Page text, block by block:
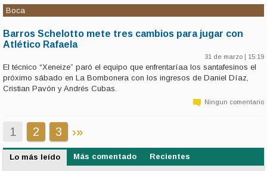
Boca
Barros Schelotto mete tres cambios para jugar con
Atlético Rafaela
31 de marzo | 15:19
El técnico “Xeneize” paró el equipo que enfrentaríaa los santafesinos el
próximo sábado en La Bombonera con los ingresos de Daniel Díaz,
Cristian Pavón y Andrés Cubas.
Ningun comentario
1 2 3 ›»
Lo más leído Más comentado Recientes